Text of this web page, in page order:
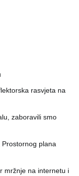
rasvjeta na
zaboravili smo
plana
mržnje na internetu i